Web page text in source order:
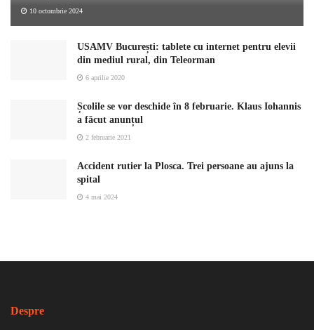
10 octombrie 2024
USAMV București: tablete cu internet pentru elevii
din mediul rural, din Teleorman
6 aprilie 2020
Școlile se vor deschide în 8 februarie. Klaus Iohannis
a făcut anunțul
2 februarie 2021
Accident rutier la Plosca. Trei persoane au ajuns la
spital
4 mai 2024
Despre